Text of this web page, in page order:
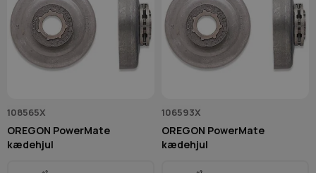
108565X
OREGON PowerMate
kædehjul
106593X
OREGON PowerMate
kædehjul